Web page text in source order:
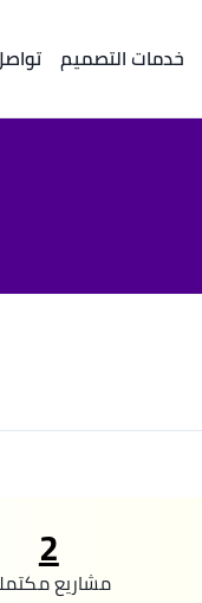
خدمات التصميم
2
مشاريع